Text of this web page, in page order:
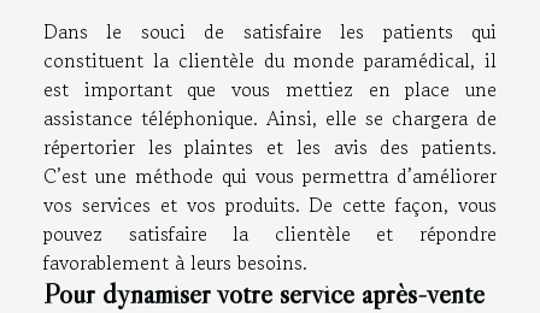
Dans le souci de satisfaire les patients qui
constituent la clientèle du monde paramédical, il
est important que vous mettiez en place une
assistance téléphonique. Ainsi, elle se chargera de
répertorier les plaintes et les avis des patients.
C’est une méthode qui vous permettra d’améliorer
vos services et vos produits. De cette façon, vous
pouvez satisfaire la clientèle et répondre
favorablement à leurs besoins.
Pour dynamiser votre service après-vente